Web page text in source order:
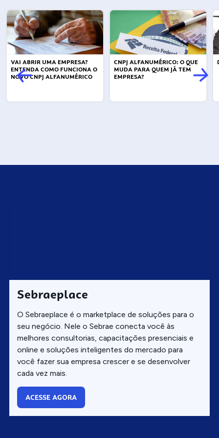
VAI ABRIR UMA EMPRESA?
ENTENDA COMO FUNCIONA O
NOVO CNPJ ALFANUMÉRICO
CNPJ ALFANUMÉRICO: O QUE
MUDA PARA QUEM JÁ TEM
EMPRESA?
Sebraeplace
O Sebraeplace é o marketplace de soluções para o
seu negócio. Nele o Sebrae conecta você às
melhores consultorias, capacitações presenciais e
online e soluções inteligentes do mercado para
você fazer sua empresa crescer e se desenvolver
cada vez mais.
ACESSE AGORA